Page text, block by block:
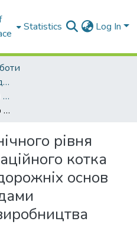
Statistics Log In
Кафедра будівельних, дорожніх машин та будівництва
Другий (магістерський) рівень
Підвищення технічного рівня дорожнього вібраційного котка при ущільненні дорожніх основ складених відходами металургійного виробництва
рівня
котка
основ